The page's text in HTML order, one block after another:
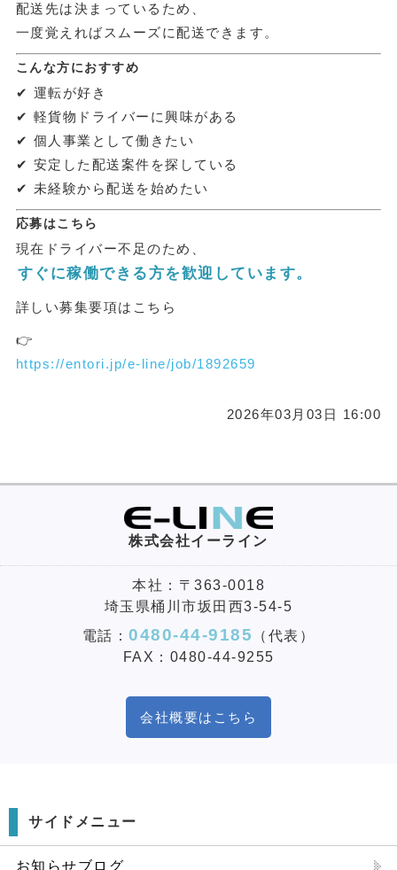
配送先は決まっているため、
一度覚えればスムーズに配送できます。
こんな方におすすめ
✔ 運転が好き
✔ 軽貨物ドライバーに興味がある
✔ 個人事業として働きたい
✔ 安定した配送案件を探している
✔ 未経験から配送を始めたい
応募はこちら
現在ドライバー不足のため、
すぐに稼働できる方を歓迎しています。
詳しい募集要項はこちら
👉
https://entori.jp/e-line/job/1892659
2026年03月03日 16:00
株式会社イーライン
本社：〒363-0018
埼玉県桶川市坂田西3-54-5
電話：0480-44-9185
（代表）
FAX：0480-44-9255
会社概要はこちら
サイドメニュー
お知らせブログ